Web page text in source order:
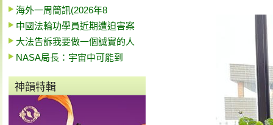
海外一周簡訊(2026年8
中國法輪功學員近期遭迫害案
大法告訴我要做一個誠實的人
NASA局長：宇宙中可能到
神韻特輯